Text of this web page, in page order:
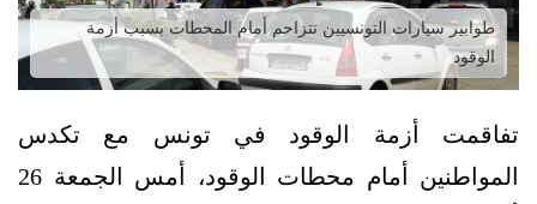
طوابير سيارات التونسيين تتزاحم أمام المحطات بسبب أزمة
الوقود
تفاقمت أزمة الوقود في تونس مع تكدس
المواطنين أمام محطات الوقود، أمس الجمعة 26